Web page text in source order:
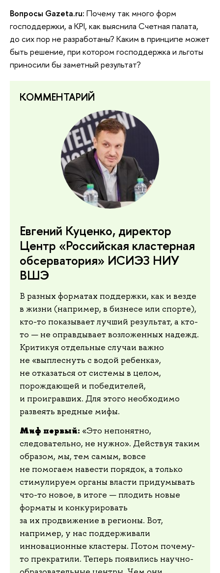
Вопросы Gazeta.ru: Почему так много форм
господдержки, а KPI, как выяснила Счетная палата,
до сих пор не разработаны? Каким в принципе может
быть решение, при котором господдержка и льготы
приносили бы заметный результат?
КОММЕНТАРИЙ
Евгений Куценко, директор
Центр «Российская кластерная
обсерватория» ИСИЭЗ НИУ
ВШЭ
В разных форматах поддержки, как и везде
в жизни (например, в бизнесе или спорте),
кто-то показывает лучший результат, а кто-
то — не оправдывает возложенных надежд.
Критикуя отдельные случаи важно
не «выплеснуть с водой ребенка»,
не отказаться от системы в целом,
порождающей и победителей,
и проигравших. Для этого необходимо
развеять вредные мифы.
Миф первый: «Это непонятно,
следовательно, не нужно». Действуя таким
образом, мы, тем самым, вовсе
не помогаем навести порядок, а только
стимулируем органы власти придумывать
что-то новое, в итоге — плодить новые
форматы и конкурировать
за их продвижение в регионы. Вот,
например, у нас поддерживали
инновационные кластеры. Потом почему-
то прекратили. Теперь появились научно-